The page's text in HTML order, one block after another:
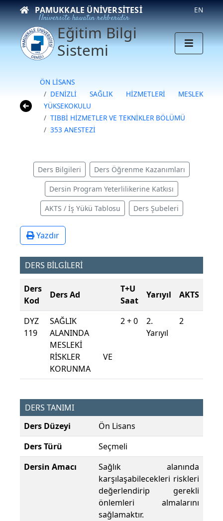
PAMUKKALE ÜNIVERSITESI
Üniversite hayatın rehberidir
EN
Eğitim Bilgi
Sistemi
ÖN LİSANS
DENİZLİ SAĞLIK HİZMETLERİ MESLEK
YÜKSEKOKULU
TIBBİ HİZMETLER VE TEKNİKLER BÖLÜMÜ
353 ANESTEZİ
Ders Bilgileri Ders Öğrenme Kazanımları
Dersin Program Yeterlilikerine Katkısı
AKTS / İş Yükü Tablosu Ders Şubeleri
Yazdır
DERS BİLGİLERİ
Ders
Kod
Ders Ad
T+U
Saat
Yarıyıl AKTS
DYZ
119
SAĞLIK
ALANINDA
MESLEKİ
RİSKLER VE
KORUNMA
2 + 0
2.
Yarıyıl
2
DERS TANIMI
Ders Düzeyi
Ön Lisans
Ders Türü
Seçmeli
Dersin Amacı
Sağlık alanında
karşılaşabilecekleri riskleri
değerlendirip gerekli
önlemleri almalarını
sağlamaktır.